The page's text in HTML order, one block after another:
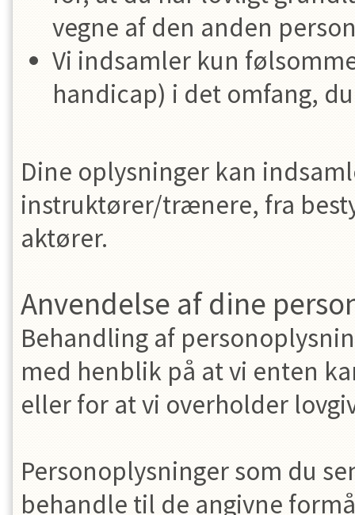
vegne af den anden
Vi indsamler kun
handicap) i det omfang,
Dine oplysninger kan
instruktører/trænere, fra
aktører.
Anvendelse af dine
Behandling af
med henblik på at vi enten
eller for at vi overholder
Personoplysninger som du
behandle til de angivne